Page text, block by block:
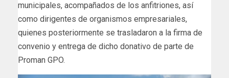
municipales, acompañados de los anfitriones, así
como dirigentes de organismos empresariales,
quienes posteriormente se trasladaron a la firma de
convenio y entrega de dicho donativo de parte de
Proman GPO.